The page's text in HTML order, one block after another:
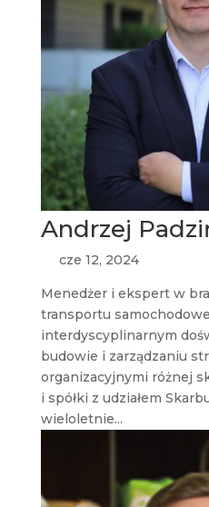
Andrzej
cze 12, 2024
Menedżer i ekspert w
transportu
interdyscyplinarnym
budowie i zarządzaniu
organizacyjnymi różnej
i spółki z udziałem
wieloletnie...